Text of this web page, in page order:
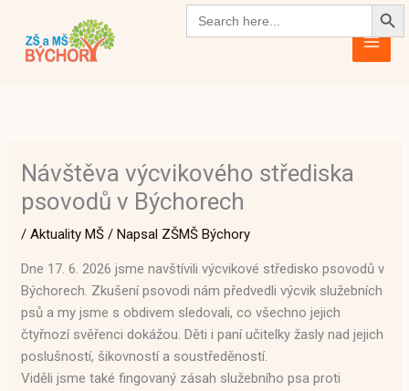
Search
for:
obsah
Návštěva výcvikového střediska
psovodů v Býchorech
/Aktuality MŠ / Napsal ZŠMŠ Býchory
Dne 17. 6. 2026 jsme navštívili výcvikové středisko psovodů v
Býchorech. Zkušení psovodi nám předvedli výcvik služebních
psů a my jsme s obdivem sledovali, co všechno jejich
čtyřnozí svěřenci dokážou. Děti i paní učitelky žasly nad jejich
poslušností, šikovností a soustředěností.
Viděli jsme také fingovaný zásah služebního psa proti